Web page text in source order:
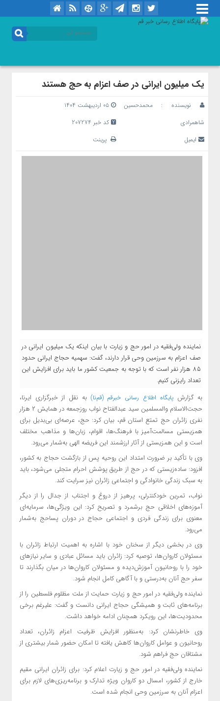
یک میلیون ایرانی در صف اعزام به حج هستند
نویسنده :محمدحسین
شاهمرادی
۰۵ اردیبهشت ۱۴۰۴
کد خبر 207274
ایمیل
پرینت
نماینده ولی‌فقیه در امور حج و زیارت با بیان اینکه یک میلیون ایرانی در
صف اعزام به سرزمین وحی قرار دارند، گفت: سهمیه حجاج ایرانی حدود
۸۵ هزار نفر است که با توجه به جمعیت کشور ما باید برای افزایش این
تعداد رایزنی کنیم.
به گزارشپایگاه اطلاع رسانی خبرقم (قم‌نا) به نقل از خبرگزاری ایرنا،
حجت‌الاسلام‌ والمسلمین سید عبدالفتاح نواب روزجمعه در همایش ۲ هزار
نفری زائران حج تمتع استان قم، بیان کرد: حج، عرصه‌ای بی‌بدیل برای
همزیستی مسالمت‌آمیز با فرهنگ‌ها، اقوام، زبان‌ها و مذاهب مختلف
است و این همزیستی از آثار ارزشمند این فریضه الهی به‌شمار می‌رود.
وی با تأکید بر ضرورت امتداد این روحیه پس از بازگشت حجاج به کشور،
افزود: ساده‌زیستی که در حج از طریق پوشش احرام متجلی می‌شود، باید
به سبک زندگی خانوادگی و اجتماعی زائران نیز سرایت کند.
نواب، تمرین خودکنترلی، پرهیز از دروغ و اجتناب از جدال را از دیگر
آموزه‌های اخلاقی حج برشمرد و تصریح کرد: این ویژگی‌ها، سرمایه‌ای
معنوی برای زندگی فردی و اجتماعی حجاج در دوران پساحج به‌شمار
می‌رود.
وی در بخشی دیگر از سخنان خود با اشاره به اهمیت ارتباط زائران با
مسئولان کاروان‌ها، توصیه کرد: زائران باید مسائل عبادی و سایر نیازهای
خود را با روحانیون آموزش‌دیده و مسئولان کاروان‌ها در میان بگذارند تا
سفر حج آنان به‌درستی و با آگاهی کامل انجام شود.
نماینده ولی‌فقیه در امور حج و زیارت حمایت از ملت مظلوم فلسطین را از
برنامه‌های ثابت و همیشگی حجاج ایرانی دانست و گفت: علیرغم برخی
محدودیت‌ها، این رویکرد همچنان ادامه خواهد داشت.
وی خاطرنشان کرد: به‌منظور افزایش ظرفیت اعزام زائران، تعداد
روحانیون و عوامل کاروان‌ها کاهش یافته تا امکان حضور شمار بیشتری از
مشتاقان حج فراهم شود.
نماینده ولی‌فقیه در امور حج و زیارت اعلام کرد: برای زائران ایرانی مقیم
خارج از کشور، امسال دو کاروان ویژه تدارک و برنامه‌ریزی‌های لازم برای
اعزام آنان به سرزمین وحی انجام شده است.